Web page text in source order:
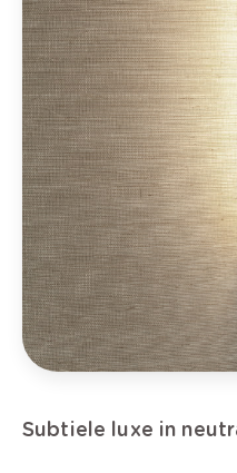
Subtiele luxe in